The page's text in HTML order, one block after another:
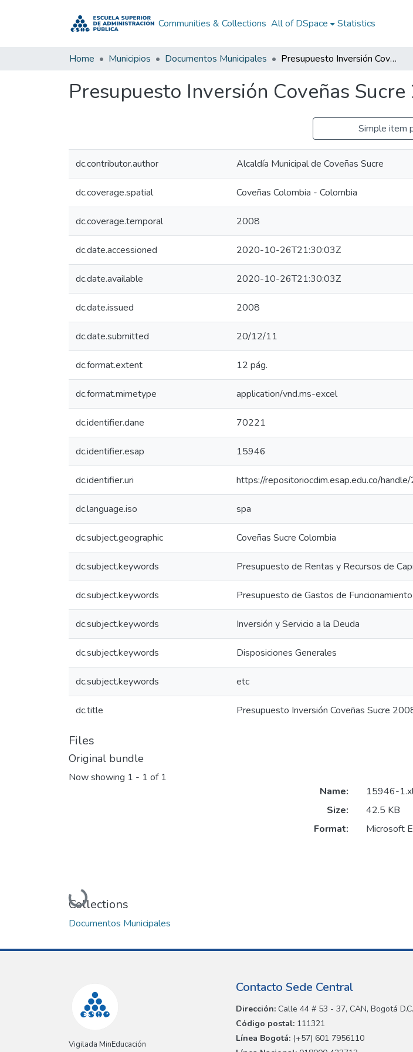
Communities & Collections All of DSpace Statistics
Home Municipios Documentos Municipales Presupuesto Inversión Coveñas Sucre 2008: PI Coveñas Sucre 2008
Presupuesto Inversión Coveñas
Simple item
dc.contributor.author Alcaldía Municipal de Coveñas Sucre
dc.coverage.spatial Coveñas Colombia - Colombia
dc.coverage.temporal 2008
dc.date.accessioned 2020-10-26T21:30:03Z
dc.date.available 2020-10-26T21:30:03Z
dc.date.issued 2008
dc.date.submitted 20/12/11
dc.format.extent 12 pág.
dc.format.mimetype application/vnd.ms-excel
dc.identifier.dane 70221
dc.identifier.esap 15946
dc.identifier.uri https://repositoriocdim.esap.edu.co/
dc.language.iso spa
dc.subject.geographic Coveñas Sucre Colombia
dc.subject.keywords Presupuesto de Rentas y Recursos de
dc.subject.keywords Presupuesto de Gastos de Funcionamiento
dc.subject.keywords Inversión y Servicio a la Deuda
dc.subject.keywords Disposiciones Generales
dc.subject.keywords etc
dc.title Presupuesto Inversión Coveñas Sucre
Files
Original bundle
Now showing 1 - 1 of 1
Loading...
Name:
15946-
Size:
42.5 KB
Format:
Microsoft
Collections
Documentos Municipales
Vigilada MinEducación
Contacto Sede Central
Dirección: Calle 44 # 53 - 37, CAN, Bogotá D.C.
Código postal: 111321
Línea Bogotá: (+57) 601 7956110